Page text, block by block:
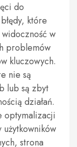
do
które
w
problemów
kluczowych.
nie są
lub są zbyt
działań.
optymalizacji
strona